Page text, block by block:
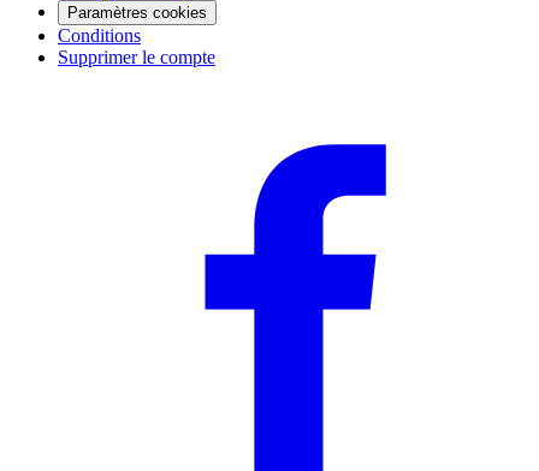
Paramètres cookies
Conditions
Supprimer le compte